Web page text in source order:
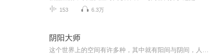
153 6.3万
阴阳大师